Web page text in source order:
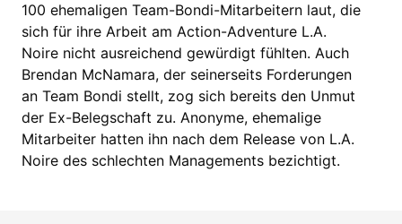
100 ehemaligen Team-Bondi-Mitarbeitern laut, die
sich für ihre Arbeit am Action-Adventure L.A.
Noire nicht ausreichend gewürdigt fühlten. Auch
Brendan McNamara, der seinerseits Forderungen
an Team Bondi stellt, zog sich bereits den Unmut
der Ex-Belegschaft zu. Anonyme, ehemalige
Mitarbeiter hatten ihn nach dem Release von L.A.
Noire des schlechten Managements bezichtigt.